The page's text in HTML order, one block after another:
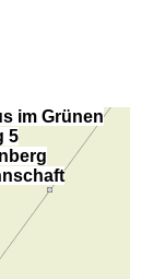
im Grünen
5